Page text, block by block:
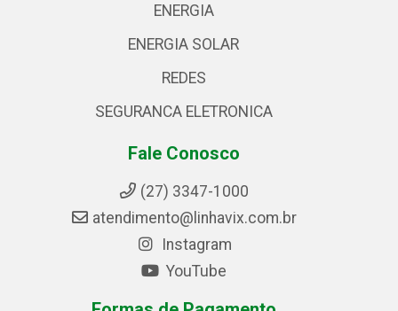
ENERGIA
ENERGIA SOLAR
REDES
SEGURANCA ELETRONICA
Fale Conosco
(27) 3347-1000
atendimento@linhavix.com.br
Instagram
YouTube